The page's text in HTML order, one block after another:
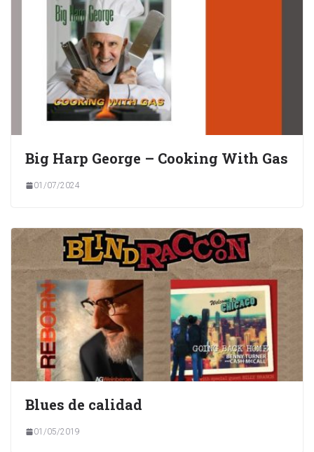
Big Harp George – Cooking With Gas
01/07/2024
Blues de calidad
01/05/2019